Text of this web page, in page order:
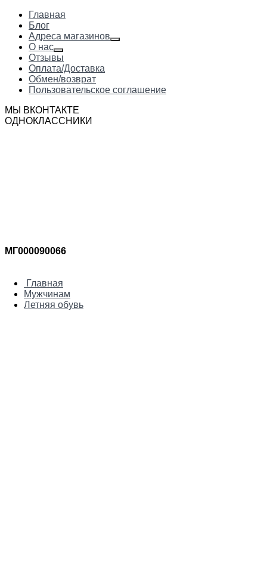
Главная
Блог
Адреса магазинов
О нас
Отзывы
Оплата/Доставка
Обмен/возврат
Пользовательское соглашение
МЫ ВКОНТАКТЕ
ОДНОКЛАССНИКИ
МГ000090066
Главная
Мужчинам
Летняя обувь